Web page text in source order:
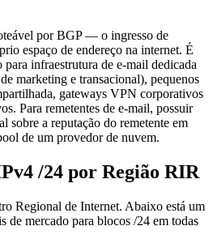
por BGP — o ingresso de
espaço de endereço na internet. É
infraestrutura de e-mail dedicada
marketing e transacional), pequenos
gateways VPN corporativos
Para remetentes de e-mail, possuir
sobre a reputação do remetente em
de um provedor de nuvem.
/24 por Região RIR
Regional de Internet. Abaixo está um
de mercado para blocos /24 em todas